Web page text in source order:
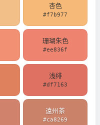
杏色
#f7b977
珊瑚朱色
#ee836f
浅绯
#df7163
遠州茶
#ca8269